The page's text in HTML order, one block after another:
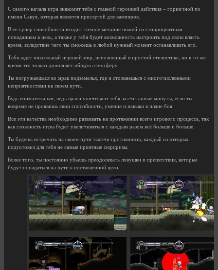
С самого начала игра знакомит тебя с главной героиней действия – горничной по
имени Сакуя, которая является прислугой для вампиров.
В ее супер способности входит точное метание ножей со стопроцентным
попаданием в цель, а также у тебя будет возможность настроить под свою власть
время, вследствие чего ты сможешь в любой нужный момент останавливать его.
Тебя ждёт пиксельный игровой мир, исполненный в простой стилистике, но в то же
время это только дополняет общую атмосферу.
Ты погружаешься во мрак подземелья, где и столкнешься с многочисленными
неприятностями на своем пути.
Будь внимательным, ведь враги уничтожат тебя за считанные минуты, если ты
вовремя не проявишь свои способности, умения и навыки в плане боя.
Все эти качества необходимо развивать на протяжении всего игрового процесса, так
как сложность игры будет увеличиваться с каждым разом всё больше и больше.
Ты будешь встречать на своем пути тысячи противников, каждый из которых
подготовил для тебя не самые приятные сюрпризы.
Более того, ты постоянно убьешь преодолевать ловушки и препятствия, которые
будут попадаться на пути к поставленной цели.